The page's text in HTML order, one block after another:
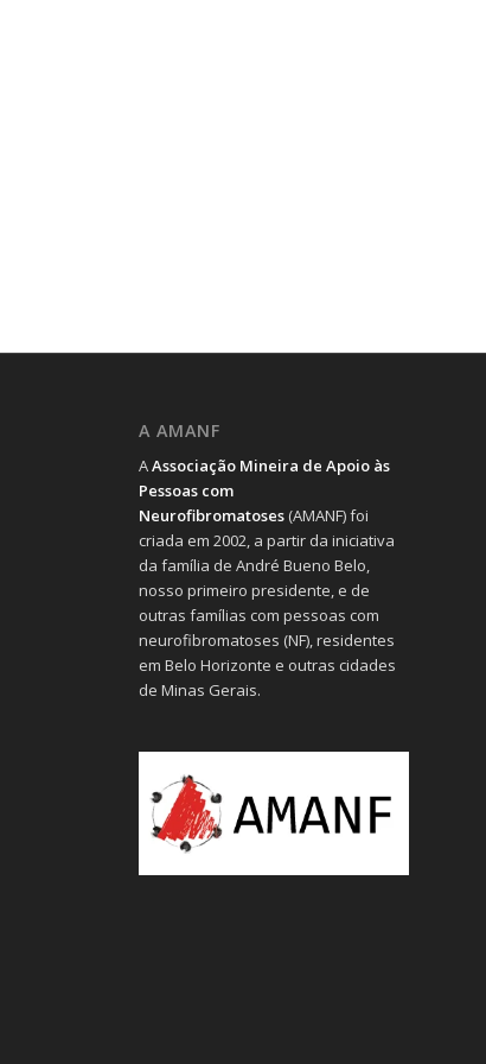
A AMANF
AAssociação Mineira de Apoio às
Pessoas com
Neurofibromatoses (AMANF) foi
criada em 2002, a partir da iniciativa
da família de André Bueno Belo,
nosso primeiro presidente, e de
outras famílias com pessoas com
neurofibromatoses (NF), residentes
em Belo Horizonte e outras cidades
de Minas Gerais.